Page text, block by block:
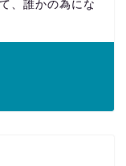
、誰かの為にな